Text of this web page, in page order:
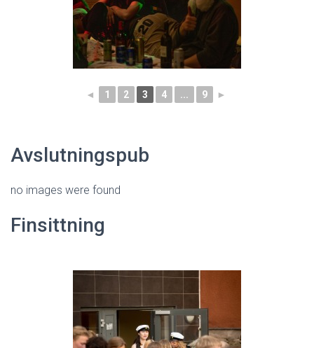
◄ 1 2 3 4 ... 9 ►
Avslutningspub
no images were found
Finsittning